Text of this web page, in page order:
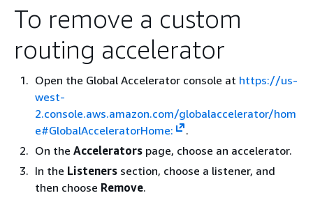
To remove a custom
routing accelerator
Open the Global Accelerator console at https://us-
west-
2.console.aws.amazon.com/globalaccelerator/hom
e#GlobalAcceleratorHome:
.
On the Accelerators page, choose an accelerator.
In the Listeners section, choose a listener, and
then choose Remove.